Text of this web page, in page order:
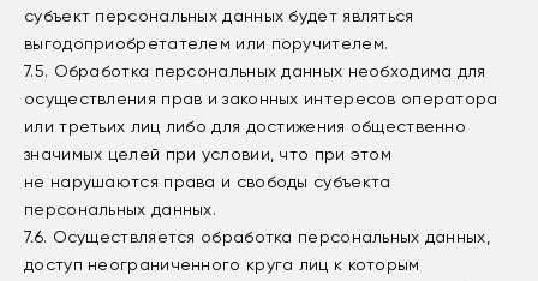
субъект персональных данных будет являться
выгодоприобретателем или поручителем.
7.5. Обработка персональных данных необходима для
осуществления прав и законных интересов оператора
или третьих лиц либо для достижения общественно
значимых целей при условии, что при этом
не нарушаются права и свободы субъекта
персональных данных.
7.6. Осуществляется обработка персональных данных,
доступ неограниченного круга лиц к которым